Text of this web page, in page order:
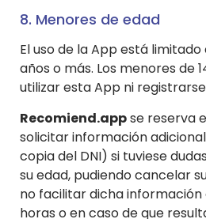
8. Menores de edad
El uso de la App está limitado
años o más. Los menores de
utilizar esta App ni
Recomiend.appse reserva
solicitar información
copia del DNI) si tuviese
su edad, pudiendo cancelar
no facilitar dicha información
horas o en caso de que